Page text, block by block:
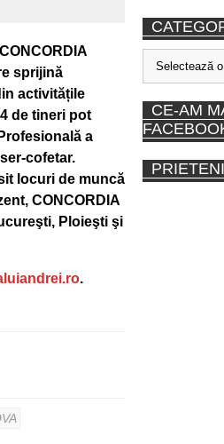
sprijină
activitățile
de tineri pot
a
cofetar.
locuri de muncă
CONCORDIA
Ploieşti şi
.
Categorii
CE-AM